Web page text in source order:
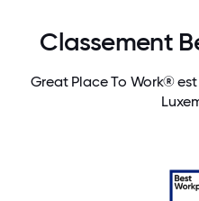
Classement
Great Place To Work®